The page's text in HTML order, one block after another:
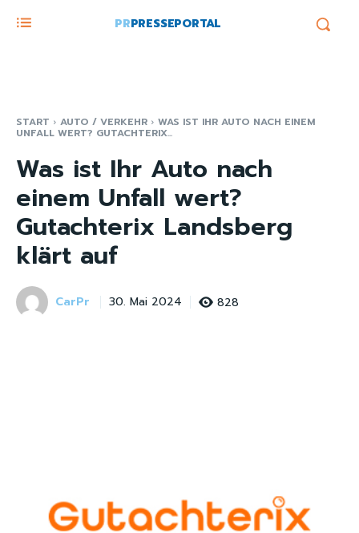
PRPRESSEPORTAL
START AUTO / VERKEHR WAS IST IHR AUTO NACH EINEM
UNFALL WERT? GUTACHTERIX...
Was ist Ihr Auto nach
einem Unfall wert?
Gutachterix Landsberg
klärt auf
CarPr 30. Mai 2024 828